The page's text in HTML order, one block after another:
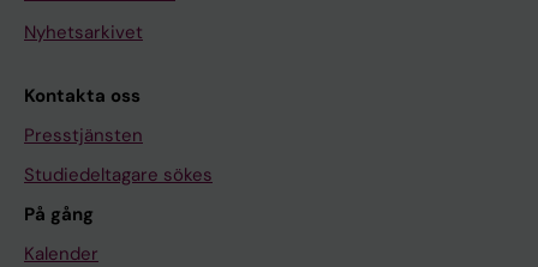
Nyhetsarkivet
Kontakta oss
Presstjänsten
Studiedeltagare sökes
På gång
Kalender